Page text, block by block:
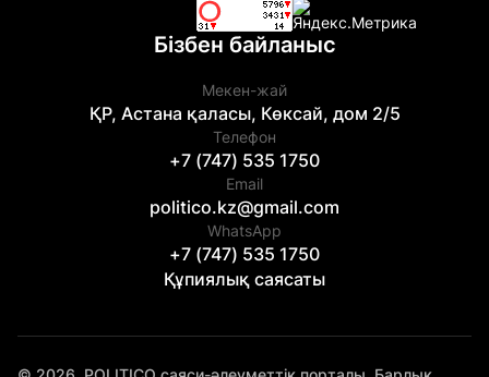
Бізбен байланыс
Мекен-жай
ҚР, Астана қаласы, Көксай, дом 2/5
Телефон
+7 (747) 535 1750
Email
politico.kz@gmail.com
WhatsApp
+7 (747) 535 1750
Құпиялық саясаты